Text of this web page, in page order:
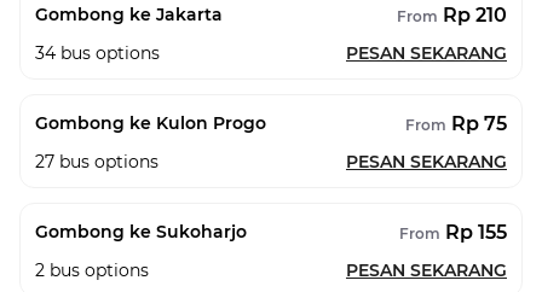
Gombong ke Jakarta From Rp 210
34 bus options PESAN SEKARANG
Gombong ke Kulon Progo From Rp 75
27 bus options PESAN SEKARANG
Gombong ke Sukoharjo From Rp 155
2 bus options PESAN SEKARANG